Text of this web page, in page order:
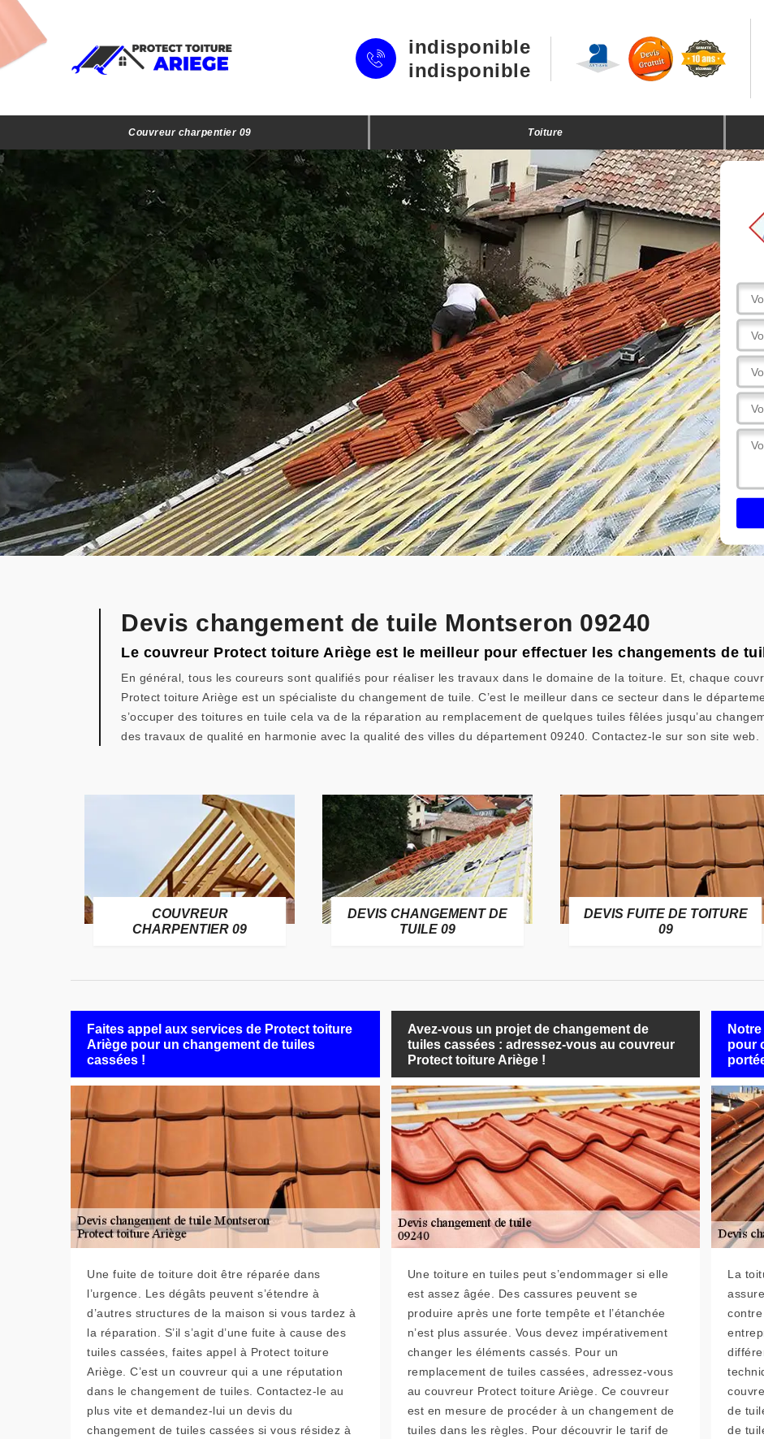
indisponible
indisponible
Couvreur charpentier 09 Toiture
Devis changement de tuile Montseron 09240
Le couvreur Protect toiture Ariège est le meilleur pour effectuer les changements de
En général, tous les coureurs sont qualifiés pour réaliser les travaux dans le domaine de la toiture. Et, chaque
Protect toiture Ariège est un spécialiste du changement de tuile. C’est le meilleur dans ce secteur dans le
s’occuper des toitures en tuile cela va de la réparation au remplacement de quelques tuiles fêlées jusqu’au
des travaux de qualité en harmonie avec la qualité des villes du département 09240. Contactez-le sur son site web.
COUVREUR
CHARPENTIER 09
DEVIS CHANGEMENT DE
TUILE 09
DEVIS FUITE DE TOITURE
09
Faites appel aux services de Protect toiture
Ariège pour un changement de tuiles
cassées !
Une fuite de toiture doit être réparée dans
l’urgence. Les dégâts peuvent s’étendre à
d’autres structures de la maison si vous tardez à
la réparation. S’il s’agit d’une fuite à cause des
tuiles cassées, faites appel à Protect toiture
Ariège. C’est un couvreur qui a une réputation
dans le changement de tuiles. Contactez-le au
plus vite et demandez-lui un devis du
changement de tuiles cassées si vous résidez à
Avez-vous un projet de changement de
tuiles cassées : adressez-vous au couvreur
Protect toiture Ariège !
Une toiture en tuiles peut s’endommager si elle
est assez âgée. Des cassures peuvent se
produire après une forte tempête et l’étanchée
n’est plus assurée. Vous devez impérativement
changer les éléments cassés. Pour un
remplacement de tuiles cassées, adressez-vous
au couvreur Protect toiture Ariège. Ce couvreur
est en mesure de procéder à un changement de
tuiles dans les règles. Pour découvrir le tarif de
pour
La
de
de